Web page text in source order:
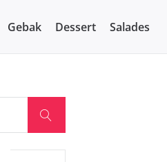
Gebak Dessert Salades